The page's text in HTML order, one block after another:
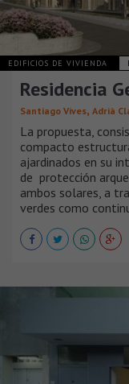
EDIFICIOS DE VIVIENDA
Residencia
Santiago Vives, Adrià
La propuesta,
compacto
ajardinados en su
de protección
ambos solares, a
verdes como